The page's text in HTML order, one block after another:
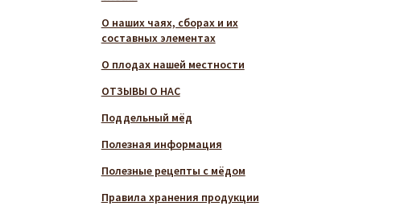
О наших чаях, сборах и их
составных элементах
О плодах нашей местности
ОТЗЫВЫ О НАС
Поддельный мёд
Полезная информация
Полезные рецепты с мёдом
Правила хранения продукции